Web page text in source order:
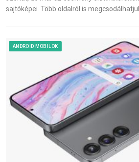
sajtóképei. Több oldalról is
ANDROID MOBILOK